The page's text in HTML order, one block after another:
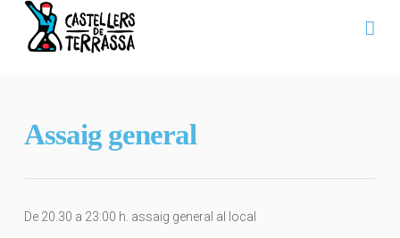
Assaig general
De 20.30 a 23:00 h. assaig general al local